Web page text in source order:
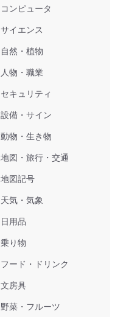
コンピュータ
サイエンス
自然・植物
人物・職業
セキュリティ
設備・サイン
動物・生き物
地図・旅行・交通
地図記号
天気・気象
日用品
乗り物
フード・ドリンク
文房具
野菜・フルーツ